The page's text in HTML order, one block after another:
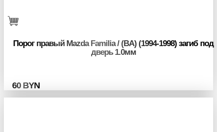
Порог правый Mazda Familia / (BA) (1994-1998) загиб под
дверь 1.0мм
60 BYN